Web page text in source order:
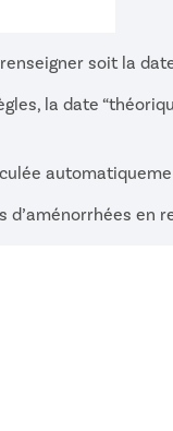
soit la
la date
d’aménorrhées